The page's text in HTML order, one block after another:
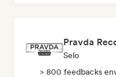
Pravda
Selo
> 800 feedbacks